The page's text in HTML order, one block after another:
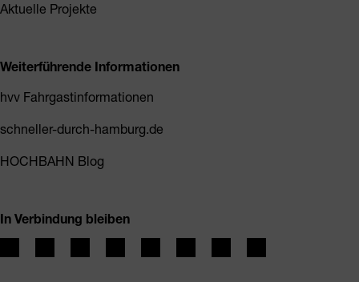
Aktuelle Projekte
Weiterführende Informationen
hvv Fahrgastinformationen
schneller-durch-hamburg.de
HOCHBAHN Blog
In Verbindung bleiben